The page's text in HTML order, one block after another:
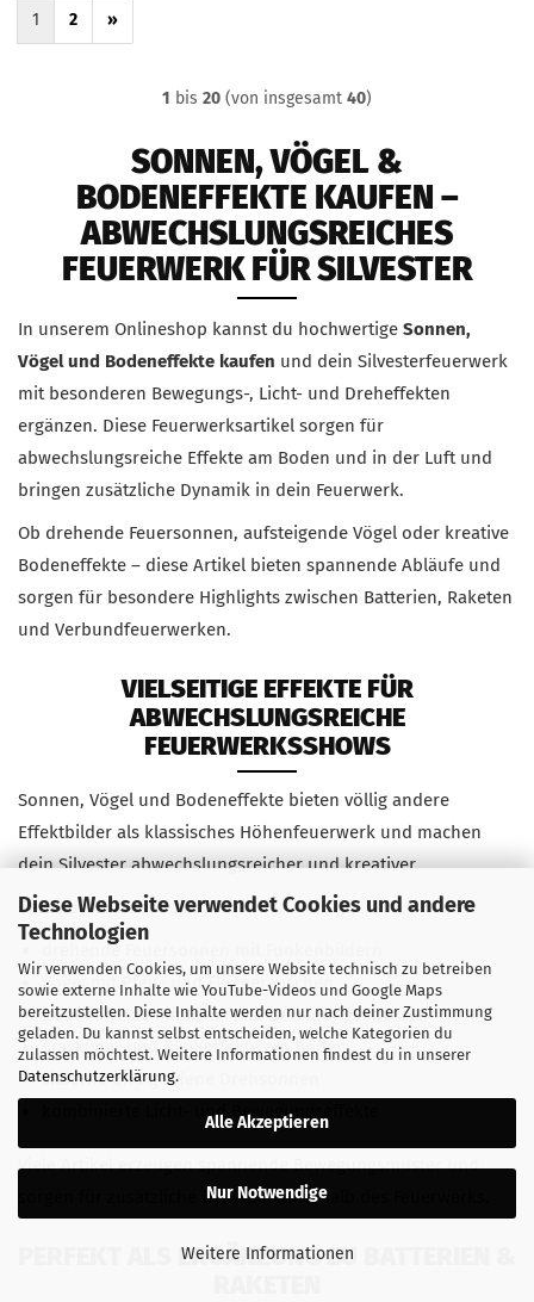
Diese Webseite verwendet Cookies und andere
Technologien
Wir verwenden Cookies, um unsere Website technisch zu betreiben
sowie externe Inhalte wie YouTube-Videos und Google Maps
bereitzustellen. Diese Inhalte werden nur nach deiner Zustimmung
geladen. Du kannst selbst entscheiden, welche Kategorien du
zulassen möchtest. Weitere Informationen findest du in unserer
Datenschutzerklärung.
Alle Akzeptieren
Nur Notwendige
Weitere Informationen
1 2 »
1 bis 20 (von insgesamt 40)
SONNEN, VÖGEL &
BODENEFFEKTE KAUFEN –
ABWECHSLUNGSREICHES
FEUERWERK FÜR SILVESTER
In unserem Onlineshop kannst du hochwertige Sonnen,
Vögel und Bodeneffekte kaufen und dein Silvesterfeuerwerk
mit besonderen Bewegungs-, Licht- und Dreheffekten
ergänzen. Diese Feuerwerksartikel sorgen für
abwechslungsreiche Effekte am Boden und in der Luft und
bringen zusätzliche Dynamik in dein Feuerwerk.
Ob drehende Feuersonnen, aufsteigende Vögel oder kreative
Bodeneffekte – diese Artikel bieten spannende Abläufe und
sorgen für besondere Highlights zwischen Batterien, Raketen
und Verbundfeuerwerken.
VIELSEITIGE EFFEKTE FÜR
ABWECHSLUNGSREICHE
FEUERWERKSSHOWS
Sonnen, Vögel und Bodeneffekte bieten völlig andere
Effektbilder als klassisches Höhenfeuerwerk und machen
dein Silvester abwechslungsreicher und kreativer.
Besonders beliebt sind:
drehende Feuersonnen mit Funkenbildern
Vögel mit Pfeif- und Fluggeräuschen
Bodeneffekte mit Farb- und Bewegungseffekten
Crackling- und Blinkeffekte am Boden
silberne und goldene Drehsonnen
kombinierte Licht- und Bewegungseffekte
Viele Artikel erzeugen spannende Bewegungsmuster und
sorgen für zusätzliche Dynamik innerhalb des Feuerwerks.
PERFEKT ALS ERGÄNZUNG ZU BATTERIEN &